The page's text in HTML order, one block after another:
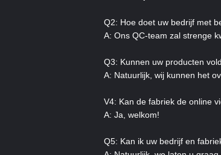
Q2: Hoe doet uw bedrijf met
A: Ons QC-team zal strenge
Q3: Kunnen uw producten
A: Natuurlijk, wij kunnen het
V4: Kan de fabriek de online
A: Ja, welkom!
Q5: Kan ik uw bedrijf en